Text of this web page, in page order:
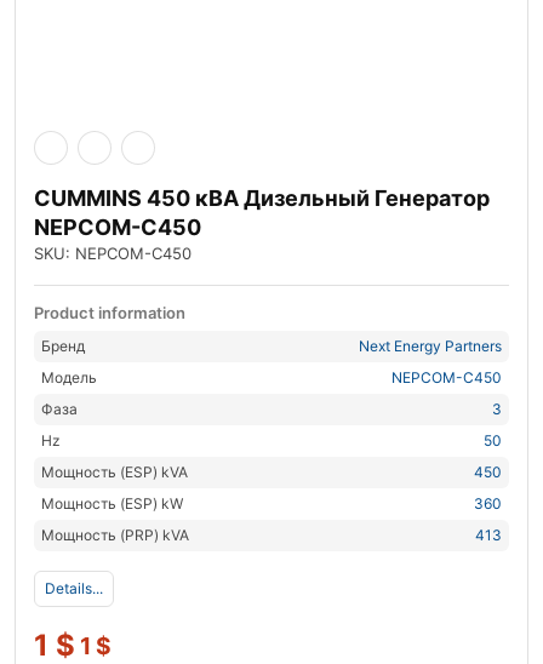
CUMMINS 450 кВА Дизельный Генератор
NEPCOM-C450
SKU: NEPCOM-C450
Product information
Бренд
Next Energy Partners
Модель
NEPCOM-C450
Фаза
3
Hz
50
Мощность (ESP) kVA
450
Мощность (ESP) kW
360
Мощность (PRP) kVA
413
Details...
1 $ 1 $